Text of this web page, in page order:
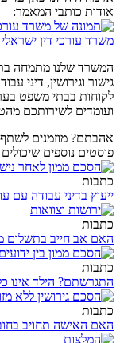
אודות כותבי המאמר:
משרד עורכי דין ישראלי
המשרד שלנו מתמחה
גישור וגירושין, דיני
לקוחות בבתי משפט
ועומדים לשירותכם
אהבתם? מוזמנים
פוסטים נוספים
כתבות
ייעוץ בדיני עבודה עם
כתבות
האם אב חייב בתשלום
כתבות
התגרשתם? הילד אינו
כתבות
האם האישה תחויב